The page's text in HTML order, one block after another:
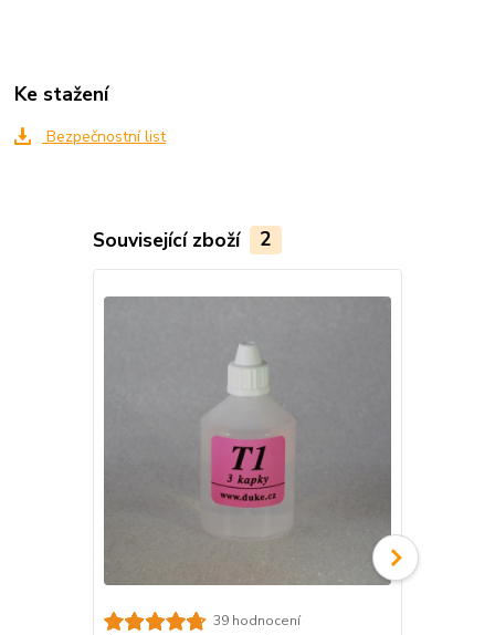
Ke stažení
Bezpečnostní list
Související zboží 2
39 hodnocení